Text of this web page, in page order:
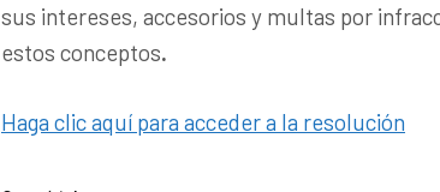
sus intereses, accesorios y multas por
estos conceptos.
Haga clic aquí para acceder a la resolución